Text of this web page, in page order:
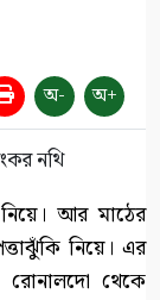
অ- অ+
আর মাঠের
নিয়ে। এর
রোনালদো থেকে